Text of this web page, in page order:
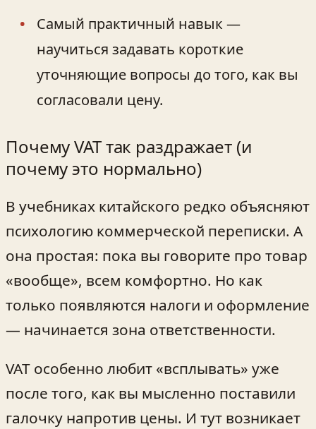
Самый практичный навык —
научиться задавать короткие
уточняющие вопросы до того, как вы
согласовали цену.
Почему VAT так раздражает (и
почему это нормально)
В учебниках китайского редко объясняют
психологию коммерческой переписки. А
она простая: пока вы говорите про товар
«вообще», всем комфортно. Но как
только появляются налоги и оформление
— начинается зона ответственности.
VAT особенно любит «всплывать» уже
после того, как вы мысленно поставили
галочку напротив цены. И тут возникает